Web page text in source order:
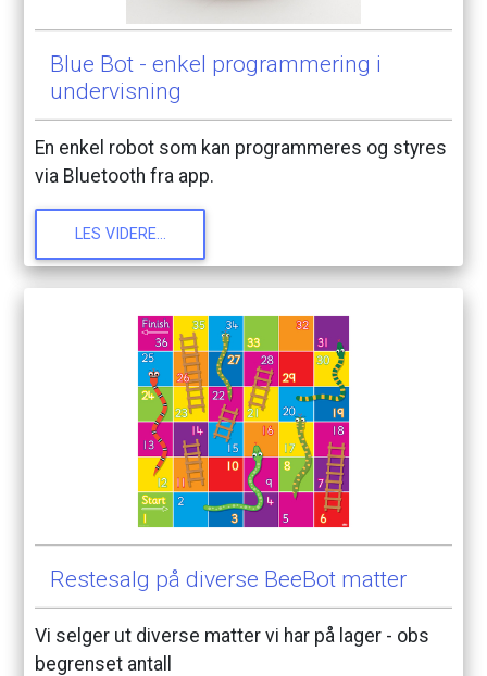
Blue Bot - enkel programmering i
undervisning
En enkel robot som kan programmeres og styres
via Bluetooth fra app.
LES VIDERE...
Restesalg på diverse BeeBot matter
Vi selger ut diverse matter vi har på lager - obs
begrenset antall